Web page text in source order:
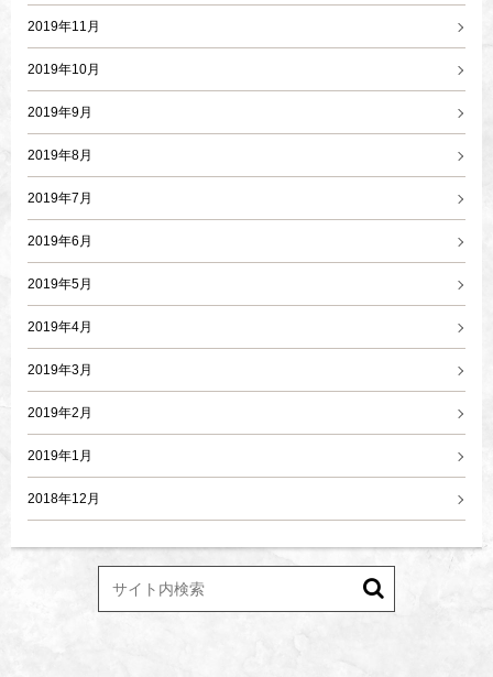
2019年11月
2019年10月
2019年9月
2019年8月
2019年7月
2019年6月
2019年5月
2019年4月
2019年3月
2019年2月
2019年1月
2018年12月